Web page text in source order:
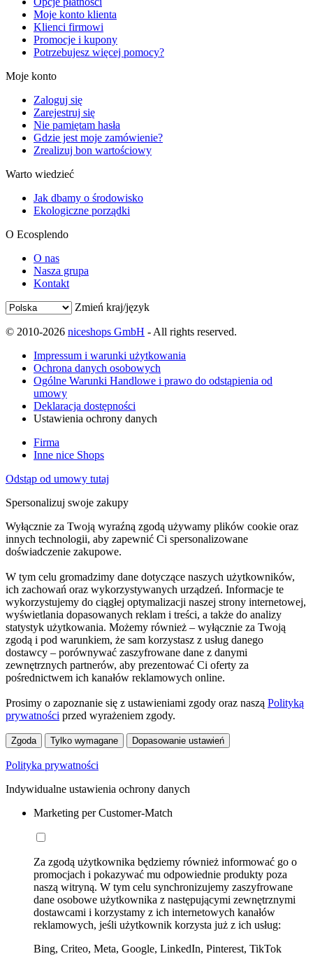
Moje konto klienta
Klienci firmowi
Promocje i kupony
Potrzebujesz więcej pomocy?
Moje konto
Zaloguj się
Zarejestruj się
Nie pamiętam hasła
Gdzie jest moje zamówienie?
Zrealizuj bon wartościowy
Warto wiedzieć
Jak dbamy o środowisko
Ekologiczne porządki
O Ecosplendo
O nas
Nasza grupa
Kontakt
Zmień kraj/język
© 2010-2026 niceshops GmbH - All rights reserved.
Impressum i warunki użytkowania
Ochrona danych osobowych
Ogólne Warunki Handlowe i prawo do odstąpienia od
umowy
Deklaracja dostępności
Ustawienia ochrony danych
Firma
Inne nice Shops
Odstąp od umowy tutaj
Spersonalizuj swoje zakupy
Wyłącznie za Twoją wyraźną zgodą używamy plików cookie oraz
innych technologii, aby zapewnić Ci spersonalizowane
doświadczenie zakupowe.
W tym celu gromadzimy dane dotyczące naszych użytkowników,
ich zachowań oraz wykorzystywanych urządzeń. Informacje te
wykorzystujemy do ciągłej optymalizacji naszej strony internetowej,
wyświetlania dopasowanych reklam i treści, a także do analizy
statystyk użytkowania. Możemy również – wyłącznie za Twoją
zgodą i pod warunkiem, że sam korzystasz z usług danego
dostawcy – porównywać zaszyfrowane dane z danymi
zewnętrznych partnerów, aby prezentować Ci oferty za
pośrednictwem ich kanałów reklamowych online.
Prosimy o zapoznanie się z ustawieniami zgody oraz naszą Polityką
prywatności przed wyrażeniem zgody.
Zgoda Tylko wymagane Dopasowanie ustawień
Polityka prywatności
Indywidualne ustawienia ochrony danych
Marketing per Customer-Match
Za zgodą użytkownika będziemy również informować go o
promocjach i pokazywać mu odpowiednie produkty poza
naszą witryną. W tym celu synchronizujemy zaszyfrowane
dane osobowe użytkownika z następującymi zewnętrznymi
dostawcami i korzystamy z ich internetowych kanałów
reklamowych, jeśli użytkownik korzysta już z ich usług:
Bing, Criteo, Meta, Google, LinkedIn, Pinterest, TikTok